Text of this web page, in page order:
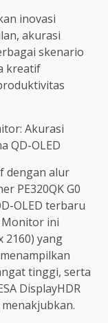
inovasi
akurasi
skenario
kreatif
Akurasi
QD-OLED
dengan alur
PE320QK G0
OLED terbaru
ini
2160) yang
tinggi, serta
DisplayHDR